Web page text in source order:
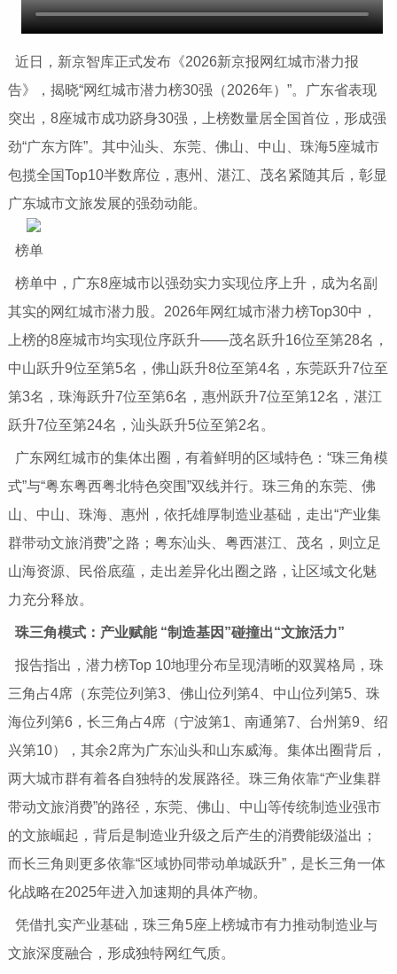
近日，新京智库正式发布《2026新京报网红城市潜力报
告》，揭晓“网红城市潜力榜30强（2026年）”。广东省表现
突出，8座城市成功跻身30强，上榜数量居全国首位，形成强
劲“广东方阵”。其中汕头、东莞、佛山、中山、珠海5座城市
包揽全国Top10半数席位，惠州、湛江、茂名紧随其后，彰显
广东城市文旅发展的强劲动能。
榜单
榜单中，广东8座城市以强劲实力实现位序上升，成为名副
其实的网红城市潜力股。2026年网红城市潜力榜Top30中，
上榜的8座城市均实现位序跃升——茂名跃升16位至第28名，
中山跃升9位至第5名，佛山跃升8位至第4名，东莞跃升7位至
第3名，珠海跃升7位至第6名，惠州跃升7位至第12名，湛江
跃升7位至第24名，汕头跃升5位至第2名。
广东网红城市的集体出圈，有着鲜明的区域特色：“珠三角模
式”与“粤东粤西粤北特色突围”双线并行。珠三角的东莞、佛
山、中山、珠海、惠州，依托雄厚制造业基础，走出“产业集
群带动文旅消费”之路；粤东汕头、粤西湛江、茂名，则立足
山海资源、民俗底蕴，走出差异化出圈之路，让区域文化魅
力充分释放。
珠三角模式：产业赋能 “制造基因”碰撞出“文旅活力”
报告指出，潜力榜Top 10地理分布呈现清晰的双翼格局，珠
三角占4席（东莞位列第3、佛山位列第4、中山位列第5、珠
海位列第6，长三角占4席（宁波第1、南通第7、台州第9、绍
兴第10），其余2席为广东汕头和山东威海。集体出圈背后，
两大城市群有着各自独特的发展路径。珠三角依靠“产业集群
带动文旅消费”的路径，东莞、佛山、中山等传统制造业强市
的文旅崛起，背后是制造业升级之后产生的消费能级溢出；
而长三角则更多依靠“区域协同带动单城跃升”，是长三角一体
化战略在2025年进入加速期的具体产物。
凭借扎实产业基础，珠三角5座上榜城市有力推动制造业与
文旅深度融合，形成独特网红气质。